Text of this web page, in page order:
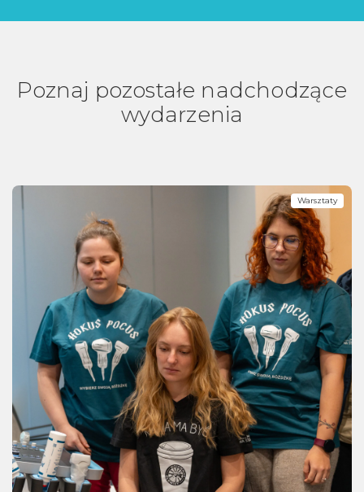
Poznaj pozostałe nadchodzące
wydarzenia
Warsztaty